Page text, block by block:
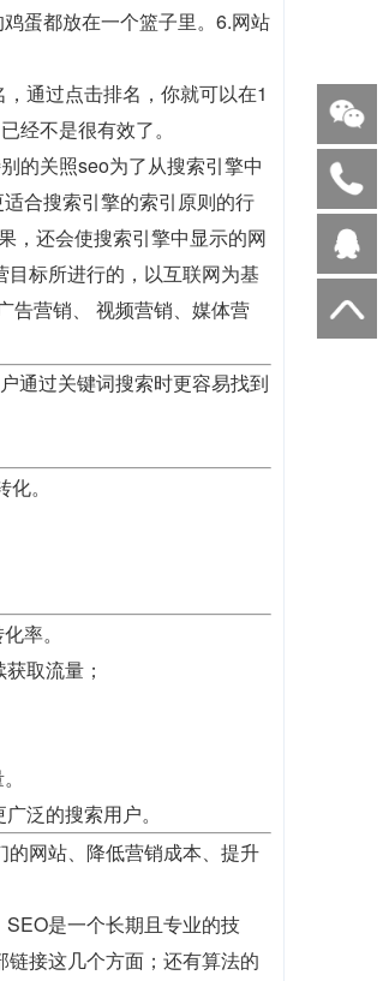
蛋都放在一个篮子里。6.网站
通过点击排名，你就可以在1
经不是很有效了。
的关照seo为了从搜索引擎中
合搜索引擎的索引原则的行
，还会使搜索引擎中显示的网
标所进行的，以互联网为基
告营销、 视频营销、媒体营
通过关键词搜索时更容易找到
。
率。
取流量；
泛的搜索用户。
网站、降低营销成本、提升
是一个长期且专业的技
接这几个方面；还有算法的